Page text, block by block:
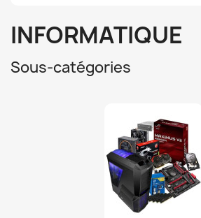
INFORMATIQUE
Sous-catégories